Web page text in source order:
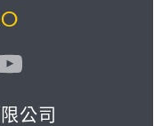
公司